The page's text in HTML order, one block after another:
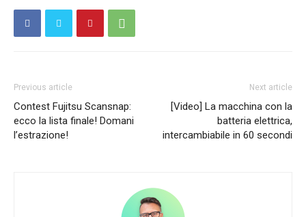
Previous article
Contest Fujitsu Scansnap:
ecco la lista finale! Domani
l’estrazione!
Next article
[Video] La macchina con la
batteria elettrica,
intercambiabile in 60 secondi